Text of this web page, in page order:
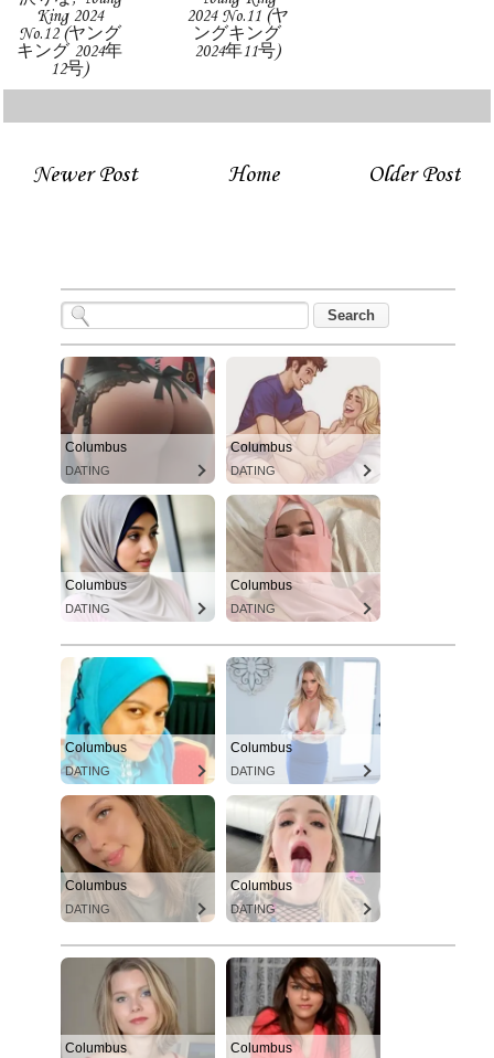
King 2024
No.12 (ヤング
キング 2024年
12号)
2024 No.11 (ヤ
ングキング
2024年11号)
Newer Post Older Post
Home
Columbus
DATING
Columbus
DATING
Columbus
DATING
Columbus
DATING
Columbus
DATING
Columbus
DATING
Columbus
DATING
Columbus
DATING
Columbus Columbus